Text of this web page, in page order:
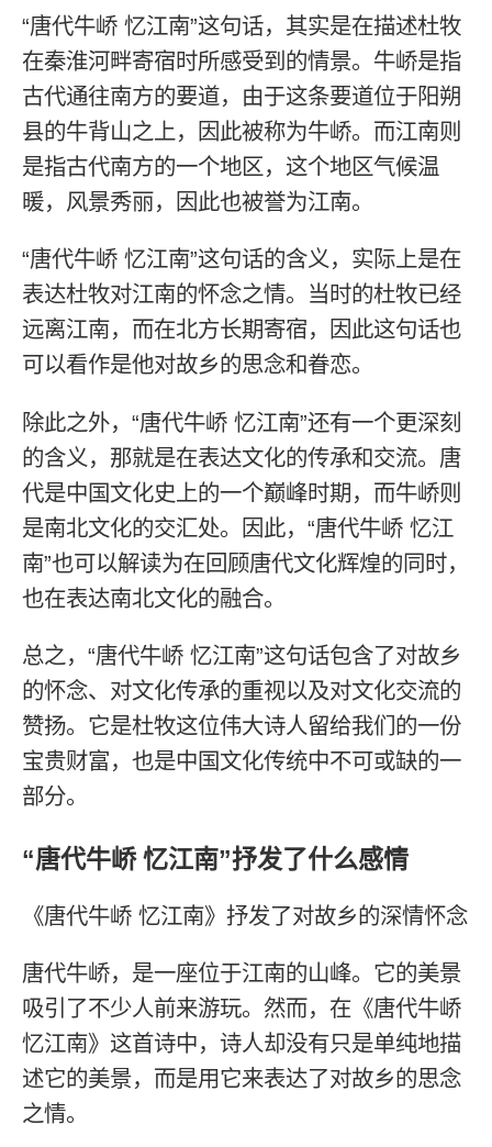
“唐代牛峤 忆江南”这句话，其实是在描述杜牧
在秦淮河畔寄宿时所感受到的情景。牛峤是指
古代通往南方的要道，由于这条要道位于阳朔
县的牛背山之上，因此被称为牛峤。而江南则
是指古代南方的一个地区，这个地区气候温
暖，风景秀丽，因此也被誉为江南。
“唐代牛峤 忆江南”这句话的含义，实际上是在
表达杜牧对江南的怀念之情。当时的杜牧已经
远离江南，而在北方长期寄宿，因此这句话也
可以看作是他对故乡的思念和眷恋。
除此之外，“唐代牛峤 忆江南”还有一个更深刻
的含义，那就是在表达文化的传承和交流。唐
代是中国文化史上的一个巅峰时期，而牛峤则
是南北文化的交汇处。因此，“唐代牛峤 忆江
南”也可以解读为在回顾唐代文化辉煌的同时，
也在表达南北文化的融合。
总之，“唐代牛峤 忆江南”这句话包含了对故乡
的怀念、对文化传承的重视以及对文化交流的
赞扬。它是杜牧这位伟大诗人留给我们的一份
宝贵财富，也是中国文化传统中不可或缺的一
部分。
“唐代牛峤 忆江南”抒发了什么感情
《唐代牛峤 忆江南》抒发了对故乡的深情怀念
唐代牛峤，是一座位于江南的山峰。它的美景
吸引了不少人前来游玩。然而，在《唐代牛峤
忆江南》这首诗中，诗人却没有只是单纯地描
述它的美景，而是用它来表达了对故乡的思念
之情。